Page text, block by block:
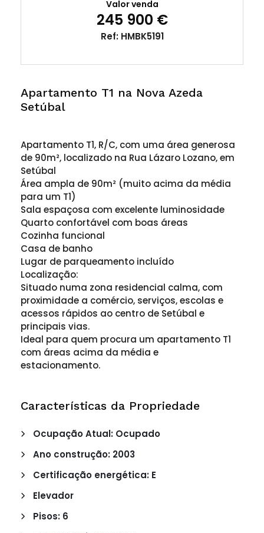
Valor venda
245 900 €
Ref: HMBK5191
Apartamento T1 na Nova Azeda
Setúbal
Apartamento T1, R/C, com uma área generosa
de 90m², localizado na Rua Lázaro Lozano, em
Setúbal
Área ampla de 90m² (muito acima da média
para um T1)
Sala espaçosa com excelente luminosidade
Quarto confortável com boas áreas
Cozinha funcional
Casa de banho
Lugar de parqueamento incluído
Localização:
Situado numa zona residencial calma, com
proximidade a comércio, serviços, escolas e
acessos rápidos ao centro de Setúbal e
principais vias.
Ideal para quem procura um apartamento T1
com áreas acima da média e
estacionamento.
Características da Propriedade
Ocupação Atual: Ocupado
Ano construção: 2003
Certificação energética: E
Elevador
Pisos: 6